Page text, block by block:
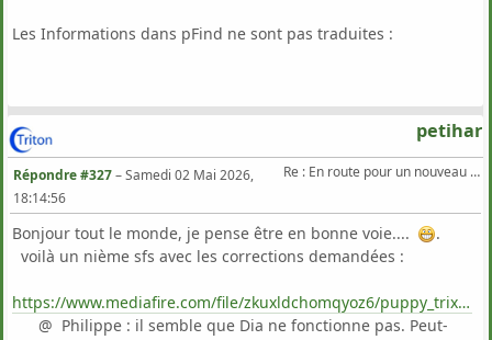
Les Informations dans pFind ne sont pas traduites :
petihar
Re : En route pour un nouveau Triton .
Répondre #327–Samedi 02 Mai 2026,
18:14:56
Bonjour tout le monde, je pense être en bonne voie....
.
voilà un nième sfs avec les corrections demandées :
https://www.mediafire.com/file/zkuxldchomqyoz6/puppy_trixiepup64_11.2.sfs/file
@ Philippe : il semble que Dia ne fonctionne pas. Peut-